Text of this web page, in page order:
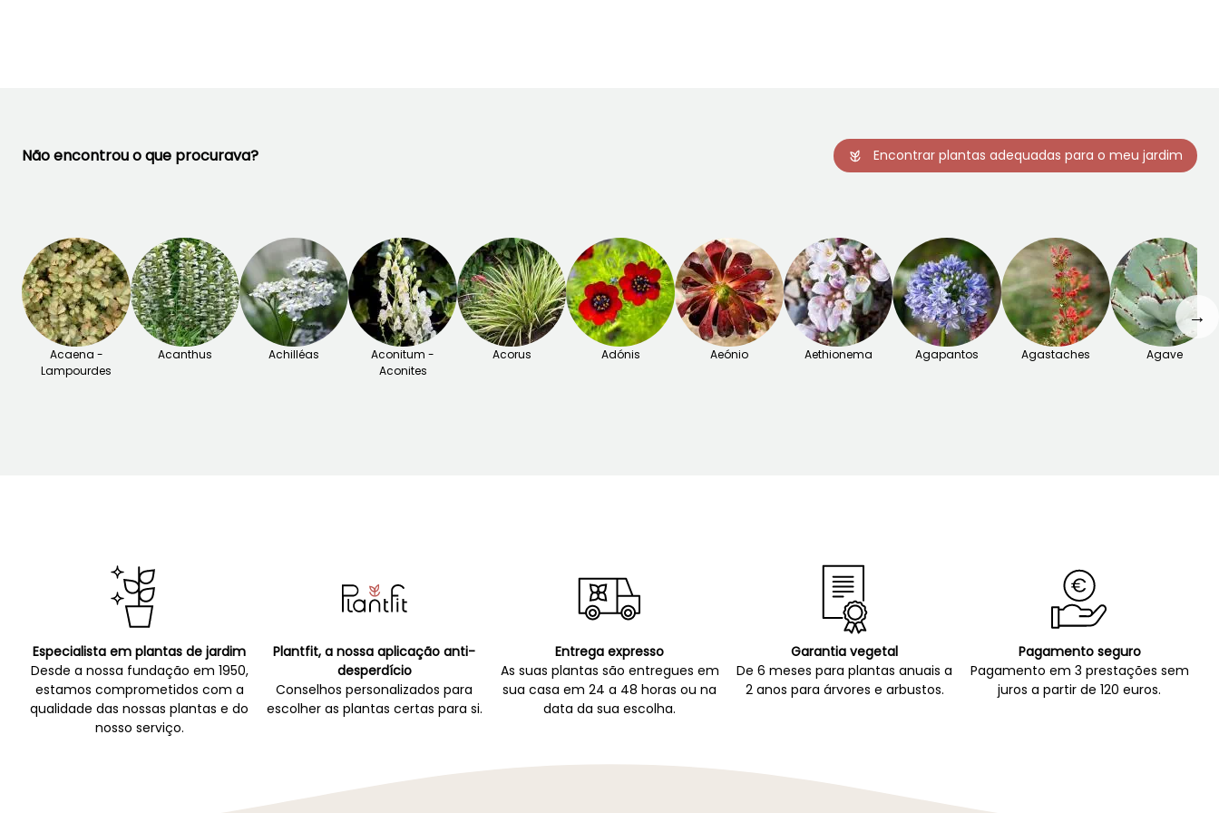
Não encontrou o que procurava? Encontrar plantas adequadas para o meu jardim
Acaena -
Lampourdes
Acanthus Achilléas
Aconitum -
Aconites
Acorus Adónis Aeónio Aethionema Agapantos Agastaches Agave
→
Especialista em plantas de jardim
Desde a nossa fundação em 1950,
estamos comprometidos com a
qualidade das nossas plantas e do
nosso serviço.
Plantfit, a nossa aplicação anti-
desperdício
Conselhos personalizados para
escolher as plantas certas para si.
Entrega expresso
As suas plantas são entregues em
sua casa em 24 a 48 horas ou na
data da sua escolha.
Garantia vegetal
De 6 meses para plantas anuais a
2 anos para árvores e arbustos.
Pagamento seguro
Pagamento em 3 prestações sem
juros a partir de 120 euros.